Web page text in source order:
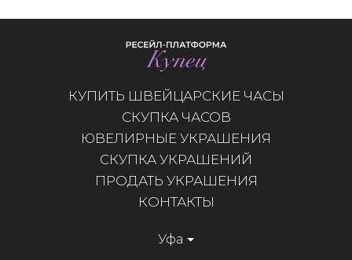
КУПИТЬ ШВЕЙЦАРСКИЕ ЧАСЫ
СКУПКА ЧАСОВ
ЮВЕЛИРНЫЕ УКРАШЕНИЯ
СКУПКА УКРАШЕНИЙ
ПРОДАТЬ УКРАШЕНИЯ
КОНТАКТЫ
Уфа